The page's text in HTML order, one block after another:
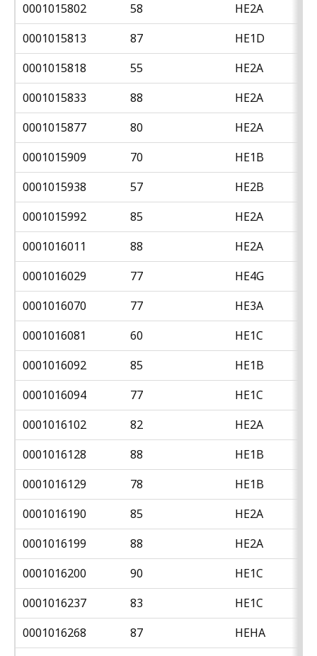
0001015802
58
HE2A
0001015813
87
HE1D
0001015818
55
HE2A
0001015833
88
HE2A
0001015877
80
HE2A
0001015909
70
HE1B
0001015938
57
HE2B
0001015992
85
HE2A
0001016011
88
HE2A
0001016029
77
HE4G
0001016070
77
HE3A
0001016081
60
HE1C
0001016092
85
HE1B
0001016094
77
HE1C
0001016102
82
HE2A
0001016128
88
HE1B
0001016129
78
HE1B
0001016190
85
HE2A
0001016199
88
HE2A
0001016200
90
HE1C
0001016237
83
HE1C
0001016268
87
HEHA